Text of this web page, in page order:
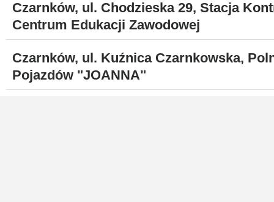
Czarnków, ul. Chodzieska 29, Stacja
Centrum Edukacji Zawodowej
Czarnków, ul. Kuźnica Czarnkowska,
Pojazdów "JOANNA"